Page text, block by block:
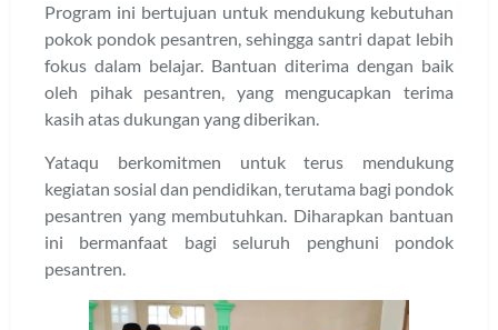
Program ini bertujuan untuk mendukung kebutuhan
pokok pondok pesantren, sehingga santri dapat lebih
fokus dalam belajar. Bantuan diterima dengan baik
oleh pihak pesantren, yang mengucapkan terima
kasih atas dukungan yang diberikan.
Yataqu berkomitmen untuk terus mendukung
kegiatan sosial dan pendidikan, terutama bagi pondok
pesantren yang membutuhkan. Diharapkan bantuan
ini bermanfaat bagi seluruh penghuni pondok
pesantren.